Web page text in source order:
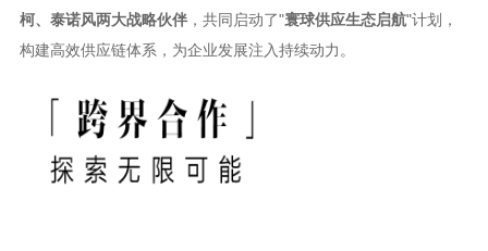
柯、泰诺风两大战略伙伴，共同启动了"寰球供应生态启航"计划，
构建高效供应链体系，为企业发展注入持续动力。